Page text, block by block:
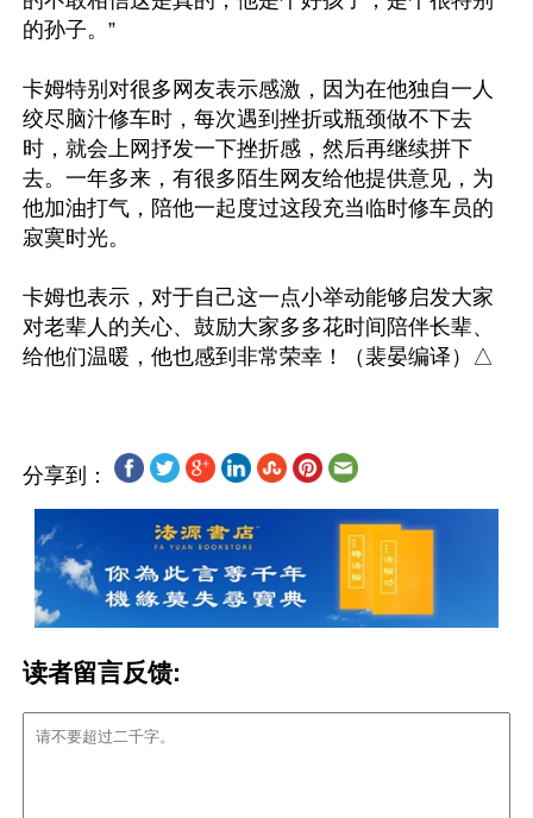
的孙子。”
卡姆特别对很多网友表示感激，因为在他独自一人
绞尽脑汁修车时，每次遇到挫折或瓶颈做不下去
时，就会上网抒发一下挫折感，然后再继续拼下
去。一年多来，有很多陌生网友给他提供意见，为
他加油打气，陪他一起度过这段充当临时修车员的
寂寞时光。
卡姆也表示，对于自己这一点小举动能够启发大家
对老辈人的关心、鼓励大家多多花时间陪伴长辈、
分享到：
读者留言反馈: